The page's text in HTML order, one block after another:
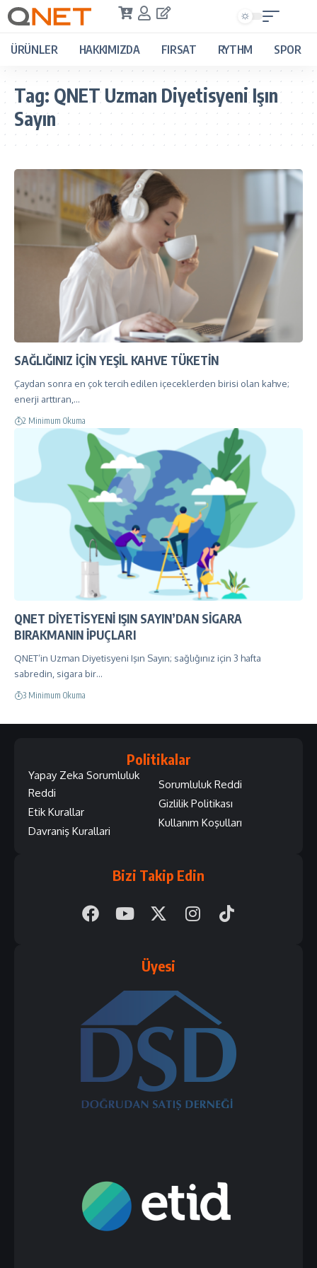
ÜRÜNLER HAKKIMIZDA FIRSAT RYTHM SPOR
Tag: QNET Uzman Diyetisyeni Işın
Sayın
SAĞLIĞINIZ İÇİN YEŞİL KAHVE TÜKETİN
Çaydan sonra en çok tercih edilen içeceklerden birisi olan kahve;
enerji arttıran,…
2 Minimum Okuma
QNET DİYETİSYENİ IŞIN SAYIN’DAN SİGARA
BIRAKMANIN İPUÇLARI
QNET’in Uzman Diyetisyeni Işın Sayın; sağlığınız için 3 hafta
sabredin, sigara bir…
3 Minimum Okuma
Politikalar
Yapay Zeka Sorumluluk
Reddi
Etik Kurallar
Davraniş Kurallari
Sorumluluk Reddi
Gizlilik Politikası
Kullanım Koşulları
Bizi Takip Edin
Üyesi